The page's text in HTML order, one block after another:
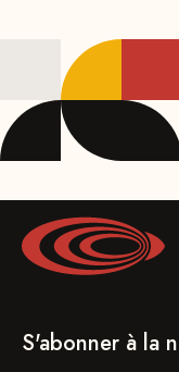
S'abonner à la